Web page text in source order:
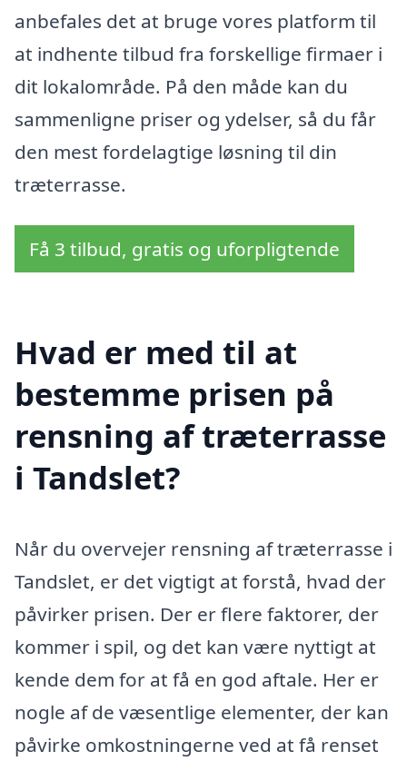
anbefales det at bruge vores platform til
at indhente tilbud fra forskellige firmaer i
dit lokalområde. På den måde kan du
sammenligne priser og ydelser, så du får
den mest fordelagtige løsning til din
træterrasse.
Få 3 tilbud, gratis og uforpligtende
Hvad er med til at
bestemme prisen på
rensning af træterrasse
i Tandslet?
Når du overvejer rensning af træterrasse i
Tandslet, er det vigtigt at forstå, hvad der
påvirker prisen. Der er flere faktorer, der
kommer i spil, og det kan være nyttigt at
kende dem for at få en god aftale. Her er
nogle af de væsentlige elementer, der kan
påvirke omkostningerne ved at få renset